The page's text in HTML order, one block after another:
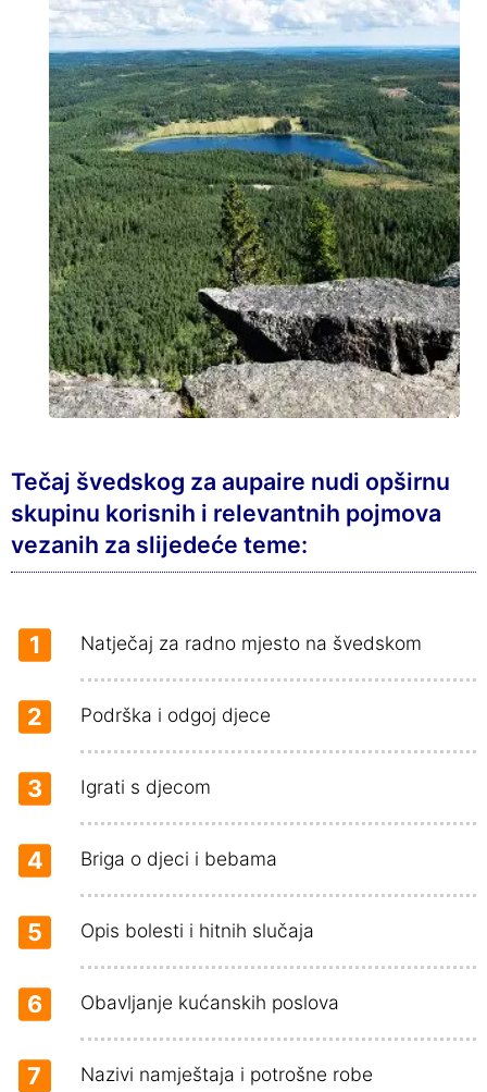
Tečaj švedskog za aupaire nudi opširnu
skupinu korisnih i relevantnih pojmova
vezanih za slijedeće teme:
1 Natječaj za radno mjesto na švedskom
2 Podrška i odgoj djece
3 Igrati s djecom
4 Briga o djeci i bebama
5 Opis bolesti i hitnih slučaja
6 Obavljanje kućanskih poslova
7 Nazivi namještaja i potrošne robe